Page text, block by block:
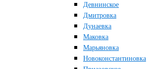
Девнинское
Дмитровка
Дунаевка
Маковка
Марьяновка
Новоконстантиновка